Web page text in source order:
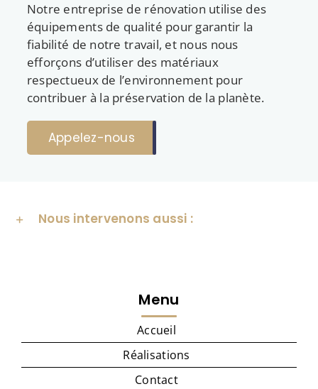
Notre entreprise de rénovation utilise des
équipements de qualité pour garantir la
fiabilité de notre travail, et nous nous
efforçons d’utiliser des matériaux
respectueux de l’environnement pour
contribuer à la préservation de la planète.
Appelez-nous
Nous intervenons aussi :
Menu
Accueil
Réalisations
Contact